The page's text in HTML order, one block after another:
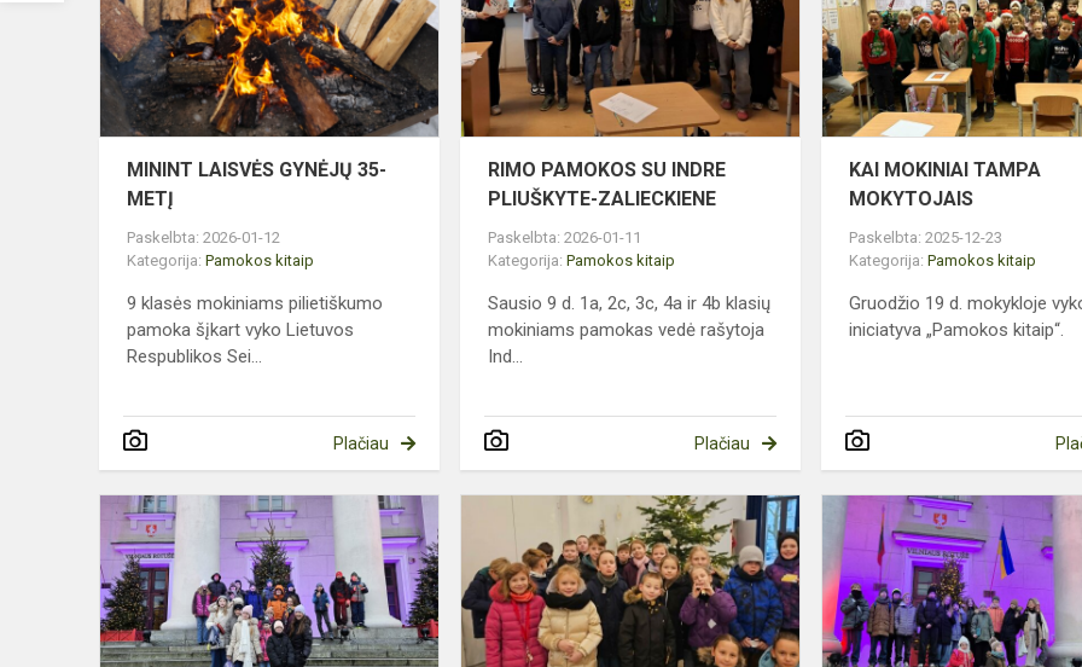
35-
METĮ
MININT LAISVĖS GYNĖJŲ 35-
METĮ
Paskelbta: 2026-01-12
Kategorija: Pamokos kitaip
9 klasės mokiniams pilietiškumo
pamoka šįkart vyko Lietuvos
Respublikos Sei...
Plačiau
INDRE
PLIUŠKYTE-
ZALIECKIENE
RIMO PAMOKOS SU INDRE
PLIUŠKYTE-ZALIECKIENE
Paskelbta: 2026-01-11
Kategorija:Pamokos kitaip
Sausio 9 d. 1a, 2c, 3c, 4a ir 4b klasių
mokiniams pamokas vedė rašytoja
Ind...
Plačiau
KAI MOKINIAI TAMPA
MOKYTOJAIS
Paskelbta: 2025-12-23
Kategorija:Pamokos kitaip
Gruodžio 19 d. mokykloje
iniciatyva „Pamokos kitaip“.
VILNIUS
ŠVENČIA
KALĖDAS:
5A
KLASĖS
STEBUKLO
BEIEŠKANT:
3B
KLASĖS
MUZIKINIS